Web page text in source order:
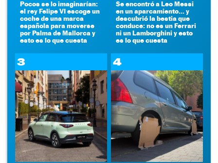
Pocos se lo imaginarían:
el rey Felipe VI escoge un
coche de una marca
española para moverse
por Palma de Mallorca y
esto es lo que cuesta
Se encontró a Leo Messi
en un aparcamiento... y
descubrió la bestia que
conduce: no es un Ferrari
ni un Lamborghini y esto
es lo que cuesta
3 4